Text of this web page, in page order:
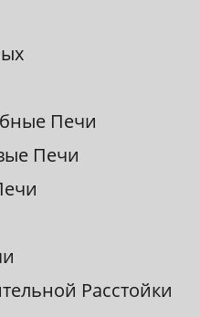
Печи
Печи
Pасстойки